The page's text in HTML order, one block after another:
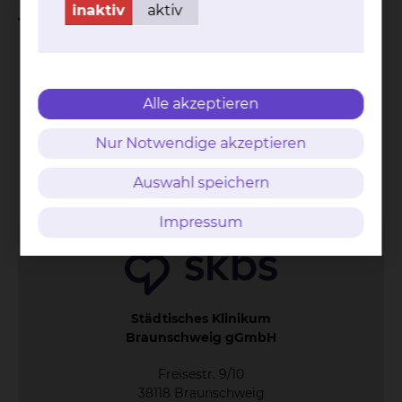
Therapie & Verfahren
Beim Tränenwegsverschluss werden die
ableitenden Tränenwege blockiert
Bildnachweise
Entgelttransparenz
Städtisches Klinikum
Braunschweig gGmbH
Freisestr. 9/10
38118 Braunschweig
inaktiv aktiv
Alle akzeptieren
Nur Notwendige akzeptieren
Auswahl speichern
Impressum